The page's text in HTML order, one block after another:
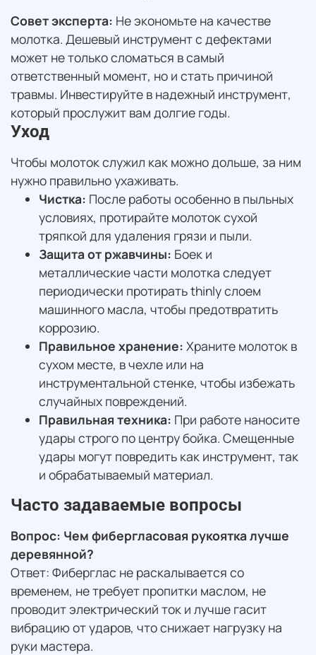
Совет эксперта: Не экономьте на качестве
молотка. Дешевый инструмент с дефектами
может не только сломаться в самый
ответственный момент, но и стать причиной
травмы. Инвестируйте в надежный инструмент,
который прослужит вам долгие годы.
Уход
Чтобы молоток служил как можно дольше, за ним
нужно правильно ухаживать.
Чистка: После работы особенно в пыльных
условиях, протирайте молоток сухой
тряпкой для удаления грязи и пыли.
Защита от ржавчины: Боек и
металлические части молотка следует
периодически протирать thinly слоем
машинного масла, чтобы предотвратить
коррозию.
Правильное хранение: Храните молоток в
сухом месте, в чехле или на
инструментальной стенке, чтобы избежать
случайных повреждений.
Правильная техника: При работе наносите
удары строго по центру бойка. Смещенные
удары могут повредить как инструмент, так
и обрабатываемый материал.
Часто задаваемые вопросы
Вопрос: Чем фибергласовая рукоятка лучше
деревянной?
Ответ: Фиберглас не раскалывается со
временем, не требует пропитки маслом, не
проводит электрический ток и лучше гасит
вибрацию от ударов, что снижает нагрузку на
руки мастера.